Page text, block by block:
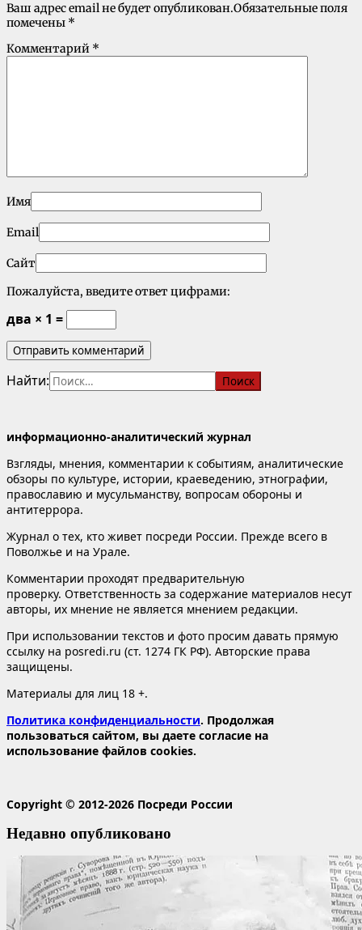
Ваш адрес email не будет опубликован.Обязательные поля
помечены *
Комментарий *
Имя
Email
Сайт
Пожалуйста, введите ответ цифрами:
два × 1 =
Найти:
информационно-аналитический журнал
Взгляды, мнения, комментарии к событиям, аналитические
обзоры по культуре, истории, краеведению, этнографии,
православию и мусульманству, вопросам обороны и
антитеррора.
Журнал о тех, кто живет посреди России. Прежде всего в
Поволжье и на Урале.
Комментарии проходят предварительную
проверку. Ответственность за содержание материалов несут
авторы, их мнение не является мнением редакции.
При использовании текстов и фото просим давать прямую
ссылку на posredi.ru (ст. 1274 ГК РФ). Авторские права
защищены.
Материалы для лиц 18 +.
Политика конфиденциальности. Продолжая
пользоваться сайтом, вы даете согласие на
использование файлов cookies.
Copyright © 2012-2026 Посреди России
Недавно опубликовано